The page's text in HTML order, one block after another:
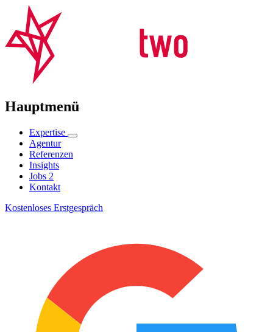
Hauptmenü
Expertise
Agentur
Referenzen
Insights
Jobs 2
Kontakt
Kostenloses Erstgespräch